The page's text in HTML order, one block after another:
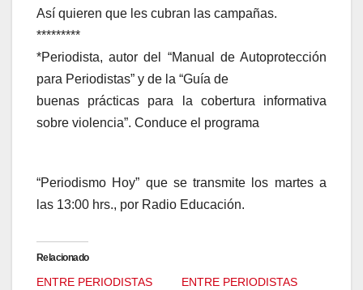
Así quieren que les cubran las campañas.
*********
*Periodista, autor del “Manual de Autoprotección
para Periodistas” y de la “Guía de
buenas prácticas para la cobertura informativa
sobre violencia”. Conduce el programa
“Periodismo Hoy” que se transmite los martes a
las 13:00 hrs., por Radio Educación.
Relacionado
ENTRE PERIODISTAS
ENTRE PERIODISTAS